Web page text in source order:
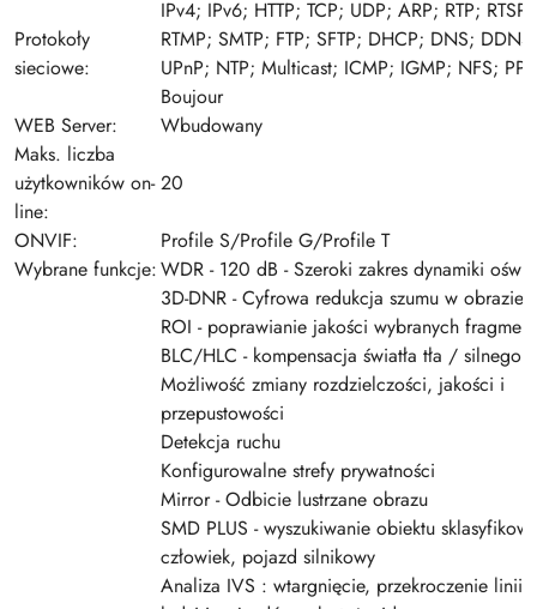
Protokoły
sieciowe:
IPv4; IPv6; HTTP; TCP; UDP; ARP; RTP;
RTMP; SMTP; FTP; SFTP; DHCP; DNS;
UPnP; NTP; Multicast; ICMP; IGMP; NFS;
Boujour
WEB Server:
Wbudowany
Maks. liczba
użytkowników on-
line:
20
ONVIF:
Profile S/Profile G/Profile T
Wybrane funkcje:WDR - 120 dB - Szeroki zakres dynamiki
3D-DNR - Cyfrowa redukcja szumu w obrazie
ROI - poprawianie jakości wybranych
BLC/HLC - kompensacja światła tła / silnego
Możliwość zmiany rozdzielczości, jakości i
przepustowości
Detekcja ruchu
Konfigurowalne strefy prywatności
Mirror - Odbicie lustrzane obrazu
SMD PLUS - wyszukiwanie obiektu
człowiek, pojazd silnikowy
Analiza IVS : wtargnięcie, przekroczenie linii